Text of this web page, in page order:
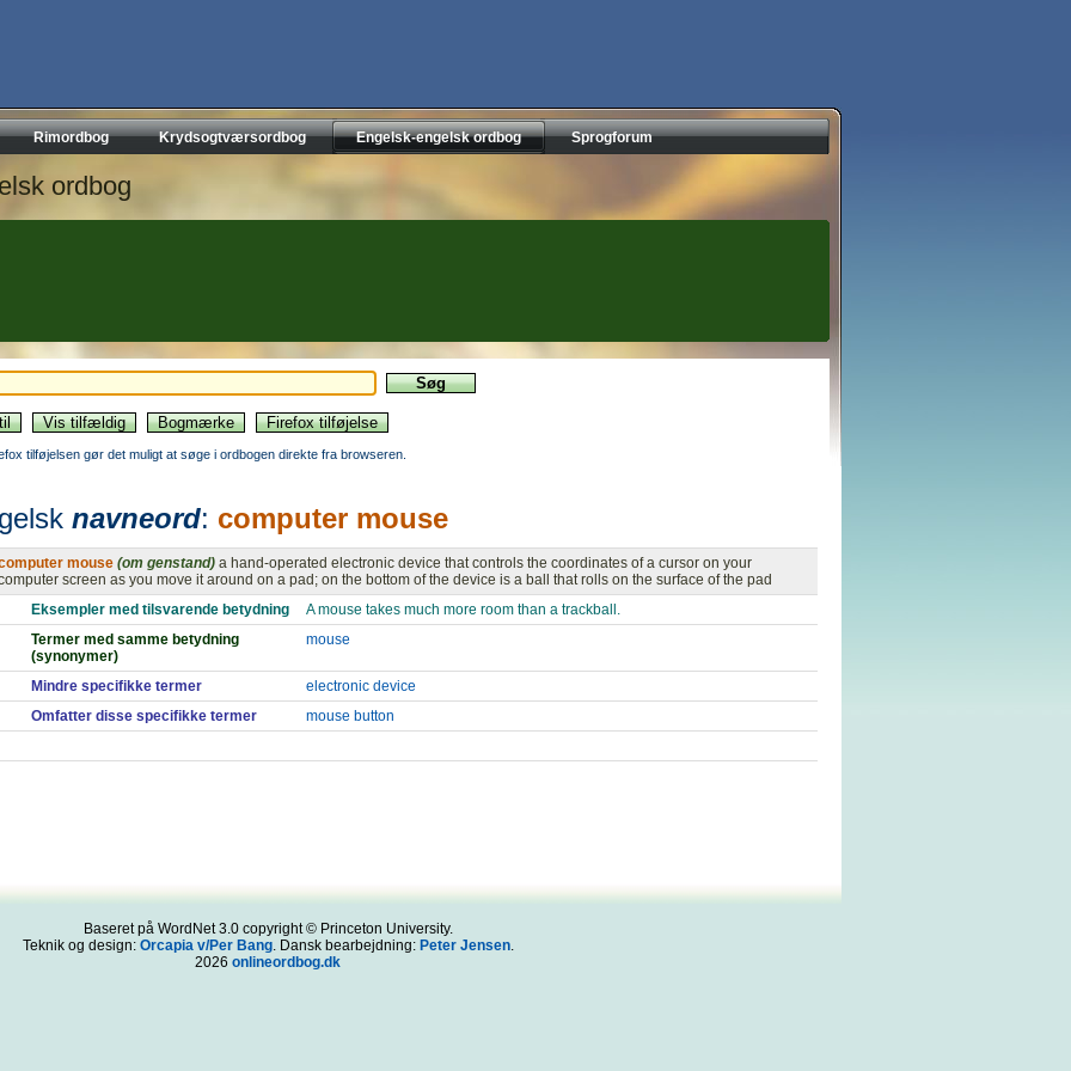
Rimordbog Krydsogtværsordbog Engelsk-engelsk ordbog Sprogforum
ordbog
tilføjelsen gør det muligt at søge i ordbogen direkte fra browseren.
navneord: computer mouse
mouse (om genstand) a hand-operated electronic device that controls the coordinates of a cursor on your
screen as you move it around on a pad; on the bottom of the device is a ball that rolls on the surface of the pad
Eksempler med tilsvarende betydning
A mouse takes much more room than a trackball.
Termer med samme betydning
(synonymer)
mouse
Mindre specifikke termer
electronic device
Omfatter disse specifikke termer
mouse button
Baseret på WordNet 3.0 copyright © Princeton University.
Teknik og design: Orcapia v/Per Bang. Dansk bearbejdning: Peter Jensen.
2026 onlineordbog.dk